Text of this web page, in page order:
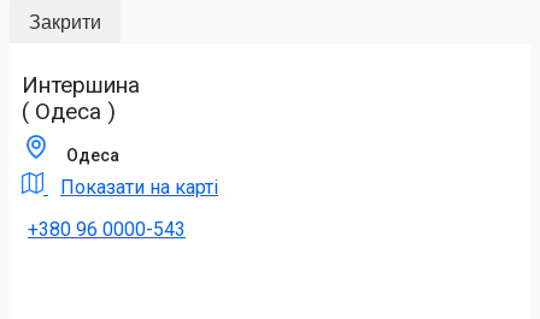
Закрити
Интершина
( Одеса )
Одеса
Показати на карті
+380 96 0000-543